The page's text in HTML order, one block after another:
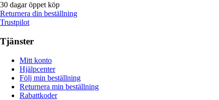
30 dagar öppet köp
Returnera din beställning
Trustpilot
Tjänster
Mitt konto
Hjälpcenter
Följ min beställning
Returnera min beställning
Rabattkoder